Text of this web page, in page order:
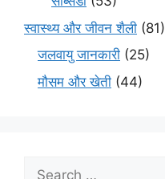
स्वास्थ्य और जीवन शैली (81)
जलवायु जानकारी (25)
मौसम और खेती (44)